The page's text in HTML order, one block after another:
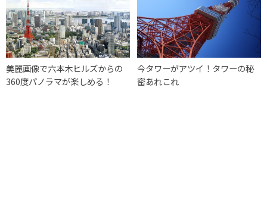
美麗画像で六本木ヒルズからの
360度パノラマが楽しめる！
今タワーがアツイ！タワーの秘
密あれこれ